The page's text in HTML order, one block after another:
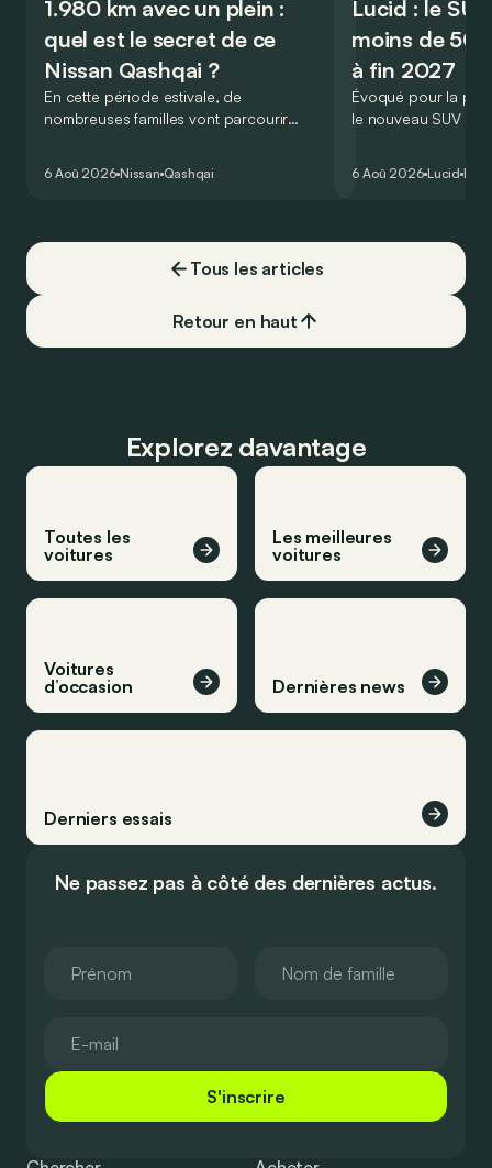
1.980 km avec un plein :
quel est le secret de ce
Nissan Qashqai ?
En cette période estivale, de
nombreuses familles vont parcourir
Qashqai e-Power, il serait possible de
6 Aoû 2026 Nissan Qashqai
Lucid : le
moins de
à fin 2027
Évoqué pour la
le nouveau SUV
l’année 2026.
6 Aoû 2026 Lucid
Tous les articles
Retour en haut
Explorez davantage
Toutes les
voitures
Les meilleures
voitures
Voitures
d’occasion
Dernières news
Derniers essais
Ne passez pas à côté des dernières actus.
S'inscrire